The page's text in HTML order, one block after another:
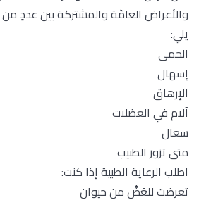
والأعراض العامّة والمشتركة بين عددٍ
يلي:
الحمى
إسهال
الإرهاق
آلام في العضلات
سعال
متى تزور الطبيب
اطلب الرعاية الطبية إذا كنت:
تعرضت للعَضِّ من حيوان